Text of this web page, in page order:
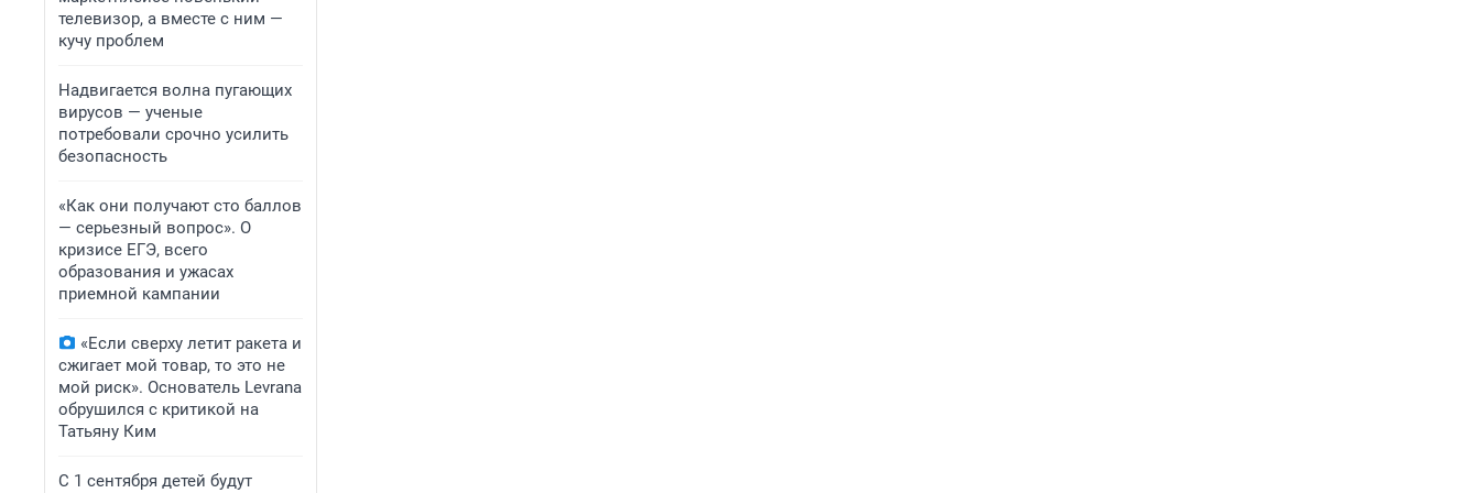
телевизор, а вместе с ним —
кучу проблем
Надвигается волна пугающих
вирусов — ученые
потребовали срочно усилить
безопасность
«Как они получают сто баллов
— серьезный вопрос». О
кризисе ЕГЭ, всего
образования и ужасах
приемной кампании
«Если сверху летит ракета и
сжигает мой товар, то это не
мой риск». Основатель Levrana
обрушился с критикой на
Татьяну Ким
С 1 сентября детей будут